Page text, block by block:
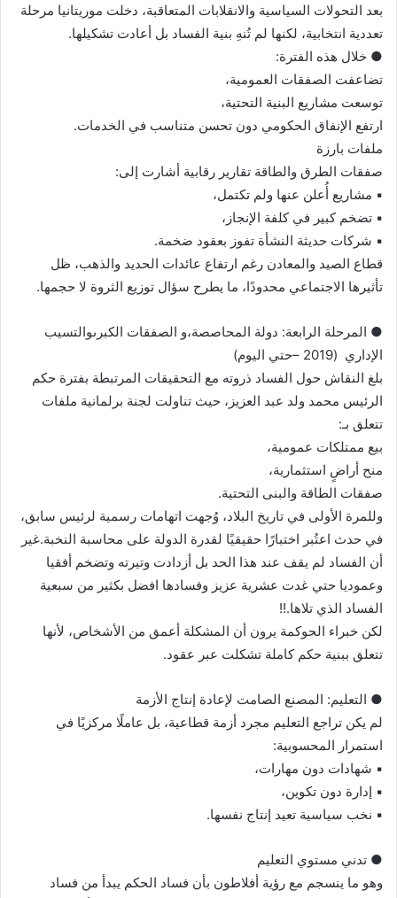
بعد التحولات السياسية والانقلابات المتعاقبة، دخلت موريتانيا مرحلة
تعددية انتخابية، لكنها لم تُنهِ بنية الفساد بل أعادت تشكيلها.
● خلال هذه الفترة:
تضاعفت الصفقات العمومية،
توسعت مشاريع البنية التحتية،
ارتفع الإنفاق الحكومي دون تحسن متناسب في الخدمات.
ملفات بارزة
صفقات الطرق والطاقة تقارير رقابية أشارت إلى:
▪︎ مشاريع أُعلن عنها ولم تكتمل،
▪︎ تضخم كبير في كلفة الإنجاز،
▪︎ شركات حديثة النشأة تفوز بعقود ضخمة.
قطاع الصيد والمعادن رغم ارتفاع عائدات الحديد والذهب، ظل
تأثيرها الاجتماعي محدودًا، ما يطرح سؤال توزيع الثروة لا حجمها.
● المرحلة الرابعة: دولة المحاصصة،و الصفقات الكبرىوالتسيب
الإداري (2019 –حتي اليوم)
بلغ النقاش حول الفساد ذروته مع التحقيقات المرتبطة بفترة حكم
الرئيس محمد ولد عبد العزيز، حيث تناولت لجنة برلمانية ملفات
تتعلق بـ:
بيع ممتلكات عمومية،
منح أراضٍ استثمارية،
صفقات الطاقة والبنى التحتية.
وللمرة الأولى في تاريخ البلاد، وُجهت اتهامات رسمية لرئيس سابق،
في حدث اعتُبر اختبارًا حقيقيًا لقدرة الدولة على محاسبة النخبة.غير
أن الفساد لم يقف عند هذا الحد بل أزدادت وتيرته وتضخم أفقيا
وعموديا حتي غدت عشرية عزيز وفسادها افضل بكثير من سبعية
الفساد الذي تلاها.!!
لكن خبراء الحوكمة يرون أن المشكلة أعمق من الأشخاص، لأنها
تتعلق ببنية حكم كاملة تشكلت عبر عقود.
● التعليم: المصنع الصامت لإعادة إنتاج الأزمة
لم يكن تراجع التعليم مجرد أزمة قطاعية، بل عاملًا مركزيًا في
استمرار المحسوبية:
▪︎ شهادات دون مهارات،
▪︎ إدارة دون تكوين،
▪︎ نخب سياسية تعيد إنتاج نفسها.
● تدني مستوي التعليم
وهو ما ينسجم مع رؤية أفلاطون بأن فساد الحكم يبدأ من فساد